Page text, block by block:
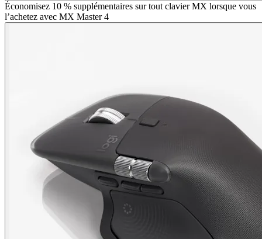
Économisez 10 % supplémentaires sur tout clavier MX lorsque vous
l’achetez avec MX Master 4